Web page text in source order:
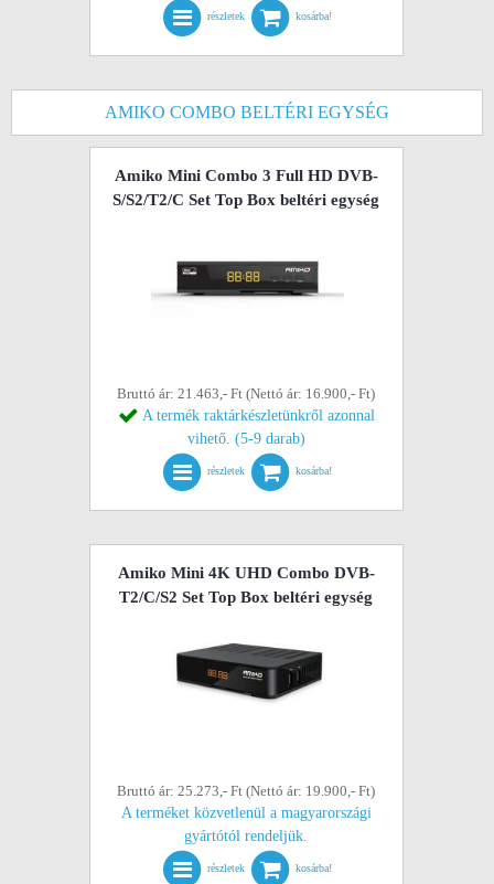
részletek kosárba!
AMIKO COMBO BELTÉRI EGYSÉG
Amiko Mini Combo 3 Full HD DVB-
S/S2/T2/C Set Top Box beltéri egység
Bruttó ár: 21.463,- Ft (Nettó ár: 16.900,- Ft)
A termék raktárkészletünkről azonnal
vihető. (5-9 darab)
részletek kosárba!
Amiko Mini 4K UHD Combo DVB-
T2/C/S2 Set Top Box beltéri egység
Bruttó ár: 25.273,- Ft (Nettó ár: 19.900,- Ft)
A terméket közvetlenül a magyarországi
gyártótól rendeljük.
részletek kosárba!